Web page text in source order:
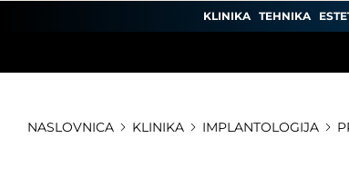
KLINIKA TEHNIKA
NASLOVNICA KLINIKA IMPLANTOLOGIJA